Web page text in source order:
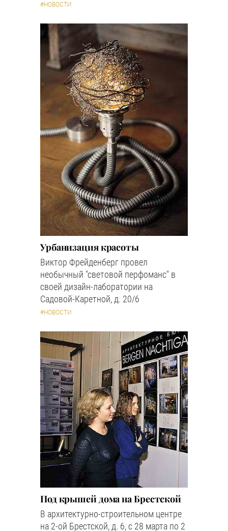
#НОВОСТИ
Урбанизация красоты
Виктор Фрейденберг провел
необычный "световой перфоманс" в
своей дизайн-лаборатории на
Садовой-Каретной, д. 20/6
#НОВОСТИ
Под крышей дома на Брестской
В архитектурно-строительном центре
на 2-ой Брестской, д. 6, с 28 марта по 2